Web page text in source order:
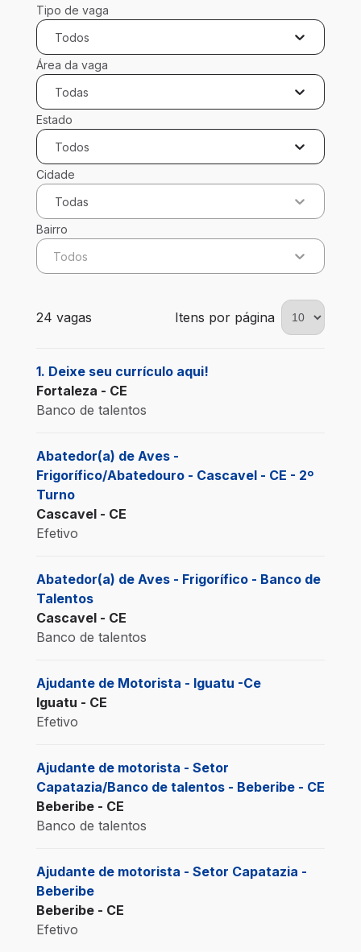
Tipo de vaga
Todos
Área da vaga
Todas
Estado
Todos
Cidade
Todas
Bairro
Todos
24 vagas encontradas para 0 filtros aplicados
24 vagas Itens por página
1. Deixe seu currículo aqui!
Fortaleza - CE
Banco de talentos
Abatedor(a) de Aves -
Frigorífico/Abatedouro - Cascavel - CE - 2º
Turno
Cascavel - CE
Efetivo
Abatedor(a) de Aves - Frigorífico - Banco de
Talentos
Cascavel - CE
Banco de talentos
Ajudante de Motorista - Iguatu -Ce
Iguatu - CE
Efetivo
Ajudante de motorista - Setor
Capatazia/Banco de talentos - Beberibe - CE
Beberibe - CE
Banco de talentos
Ajudante de motorista - Setor Capatazia -
Beberibe
Beberibe - CE
Efetivo